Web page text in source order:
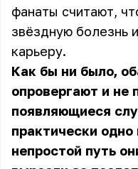
фанаты считают,
звёздную болезнь
карьеру.
Как бы ни было,
опровергают и не
появляющиеся
практически
непростой путь